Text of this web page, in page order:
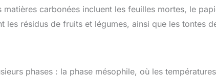
matières carbonées incluent les feuilles mortes, le
les résidus de fruits et légumes, ainsi que les tontes
phases : la phase mésophile, où les